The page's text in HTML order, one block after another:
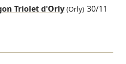
Triolet d'Orly(Orly) 30/11